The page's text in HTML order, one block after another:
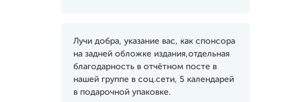
Лучи добра, указание вас, как спонсора
на задней обложке издания,отдельная
благодарность в отчётном посте в
нашей группе в соц.сети, 5 календарей
в подарочной упаковке.